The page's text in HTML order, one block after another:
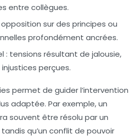
entre collègues.
opposition sur des principes ou
profondément ancrées.
: tensions résultant de jalousie,
perçues.
permet de guider l’intervention
adaptée. Par exemple, un
souvent être résolu par un
qu’un conflit de pouvoir